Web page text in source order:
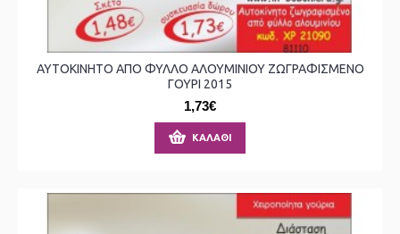
ΑΥΤΟΚΙΝΗΤΟ ΑΠΟ ΦΥΛΛΟ ΑΛΟΥΜΙΝΙΟΥ ΖΩΓΡΑΦΙΣΜΕΝΟ
ΓΟΥΡΙ 2015
1,73€
ΚΑΛΆΘΙ